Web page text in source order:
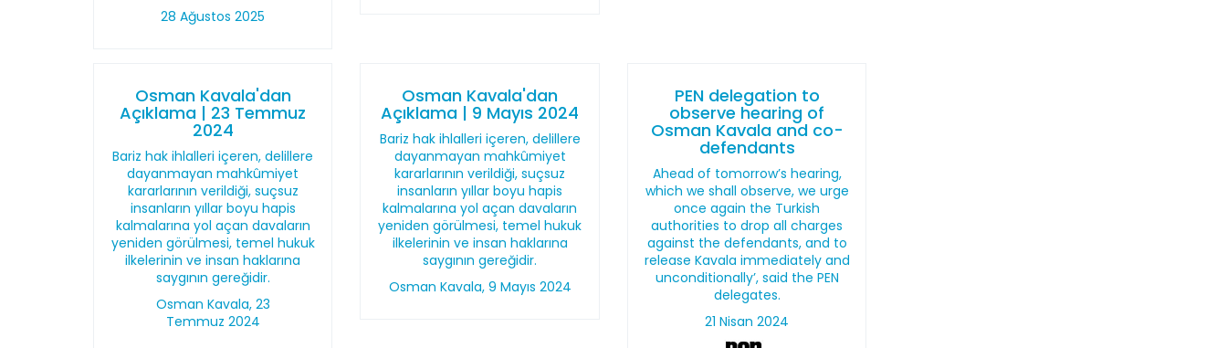
28 Ağustos 2025
Osman Kavala'dan
Açıklama | 23 Temmuz
2024
Bariz hak ihlalleri içeren, delillere
dayanmayan mahkûmiyet
kararlarının verildiği, suçsuz
insanların yıllar boyu hapis
kalmalarına yol açan davaların
yeniden görülmesi, temel hukuk
ilkelerinin ve insan haklarına
saygının gereğidir.
Osman Kavala, 23
Temmuz 2024
Osman Kavala'dan
Açıklama | 9 Mayıs 2024
Bariz hak ihlalleri içeren, delillere
dayanmayan mahkûmiyet
kararlarının verildiği, suçsuz
insanların yıllar boyu hapis
kalmalarına yol açan davaların
yeniden görülmesi, temel hukuk
ilkelerinin ve insan haklarına
saygının gereğidir.
Osman Kavala, 9 Mayıs 2024
PEN delegation to
observe hearing of
Osman Kavala and co-
defendants
Ahead of tomorrow’s hearing,
which we shall observe, we urge
once again the Turkish
authorities to drop all charges
against the defendants, and to
release Kavala immediately and
unconditionally’, said the PEN
delegates.
21 Nisan 2024